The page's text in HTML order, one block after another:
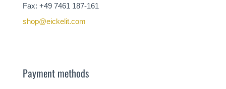
Fax: +49 7461 187-161
shop@eickelit.com
Payment methods